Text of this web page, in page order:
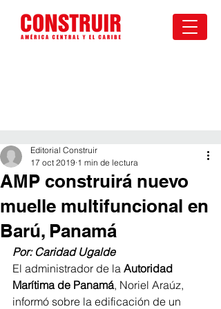
AMP construirá nuevo
muelle multifuncional en
Barú, Panamá
Editorial Construir
17 oct 2019 1 min de lectura
Por: Caridad Ugalde
El administrador de la Autoridad
Marítima de Panamá, Noriel Araúz,
informó sobre la edificación de un